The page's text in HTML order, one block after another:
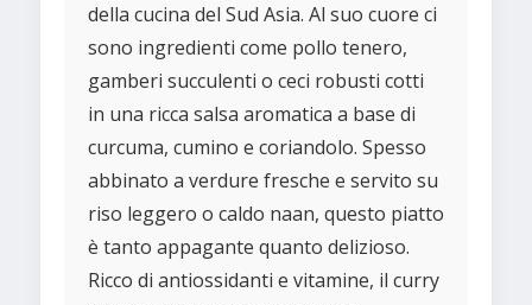
della cucina del Sud Asia. Al suo cuore ci
sono ingredienti come pollo tenero,
gamberi succulenti o ceci robusti cotti
in una ricca salsa aromatica a base di
curcuma, cumino e coriandolo. Spesso
abbinato a verdure fresche e servito su
riso leggero o caldo naan, questo piatto
è tanto appagante quanto delizioso.
Ricco di antiossidanti e vitamine, il curry